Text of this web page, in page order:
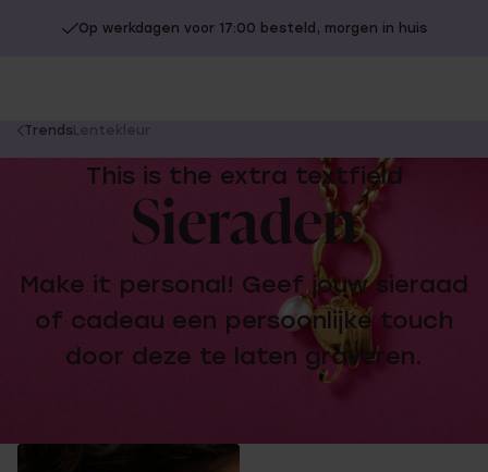
Op werkdagen voor 17:00 besteld, morgen in huis
You
are
TrendsLentekleur
This is the extra textfield
Sieraden
Make it personal! Geef jouw sieraad
of cadeau een persoonlijke touch
door deze te laten graveren.